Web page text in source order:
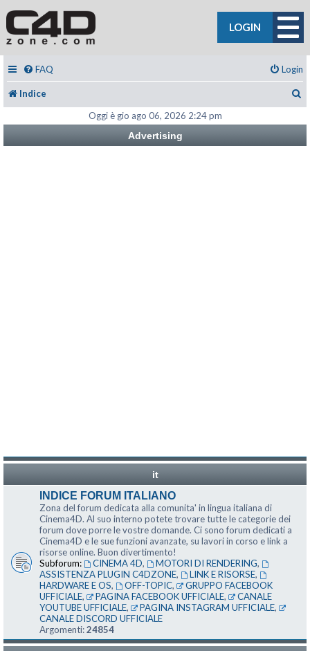
LOGIN
FAQ Login
Indice
Oggi è gio ago 06, 2026 2:24 pm
Advertising
it
INDICE FORUM ITALIANO
Zona del forum dedicata alla comunita' in lingua italiana di
Cinema4D. Al suo interno potete trovare tutte le categorie dei
forum dove porre le vostre domande. Ci sono forum dedicati a
Cinema4D e le sue funzioni avanzate, su lavori in corso e link a
risorse online. Buon divertimento!
Subforum:
CINEMA 4D, MOTORI DI RENDERING,
ASSISTENZA PLUGIN C4DZONE, LINK E RISORSE,
HARDWARE E OS, OFF-TOPIC,
GRUPPO FACEBOOK
UFFICIALE, PAGINA FACEBOOK UFFICIALE,
CANALE
YOUTUBE UFFICIALE, PAGINA INSTAGRAM UFFICIALE,
CANALE DISCORD UFFICIALE
Argomenti:24854